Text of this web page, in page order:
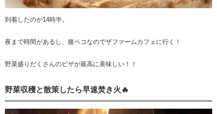
到着したのが14時半。
夜まで時間があるし、腹ペコなのでザファームカフェに行く！
野菜盛りだくさんのピザが最高に美味しい！！
野菜収穫と散策したら早速焚き火🔥